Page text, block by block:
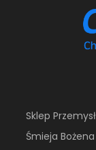
Sklep
Śmieja Bożena